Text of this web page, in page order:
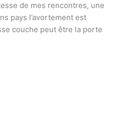
de mes rencontres, une
pays l’avortement est
couche peut être la porte